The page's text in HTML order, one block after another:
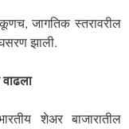
जागतिक स्तरावरील
झाली.
शेअर बाजारातील